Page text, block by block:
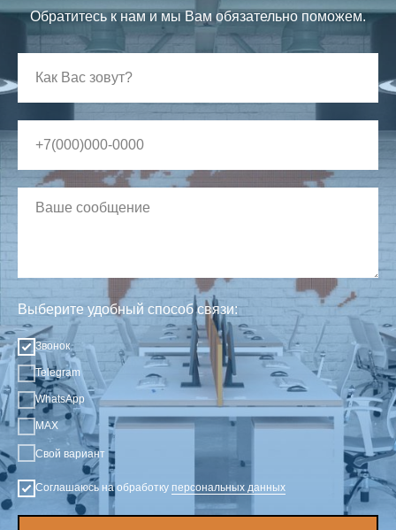
Обратитесь к нам и мы Вам обязательно поможем.
Выберите удобный способ связи:
Звонок
Telegram
WhatsApp
MAX
Свой вариант
Соглашаюсь на обработку персональных данных